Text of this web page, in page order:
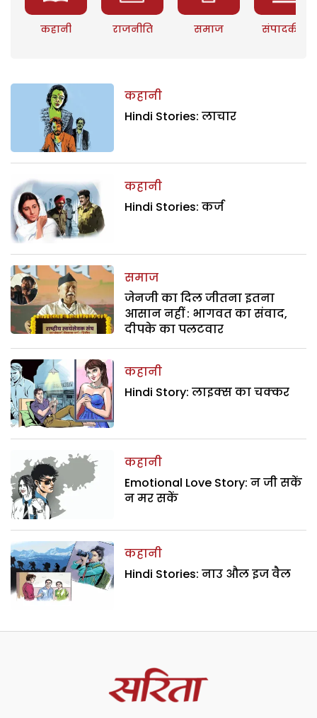
कहानी राजनीति समाज संपादकीय
कहानी
Hindi Stories: लाचार
कहानी
Hindi Stories: कर्ज
समाज
जेनजी का दिल जीतना इतना
आसान नहीं : भागवत का संवाद,
दीपके का पलटवार
कहानी
Hindi Story: लाइक्स का चक्कर
कहानी
Emotional Love Story: न जी सकें
न मर सकें
कहानी
Hindi Stories: नाउ औल इज वैल